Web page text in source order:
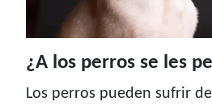
¿A los perros se les
Los perros pueden sufrir